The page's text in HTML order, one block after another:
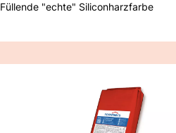
Füllende "echte" Siliconharzfarbe